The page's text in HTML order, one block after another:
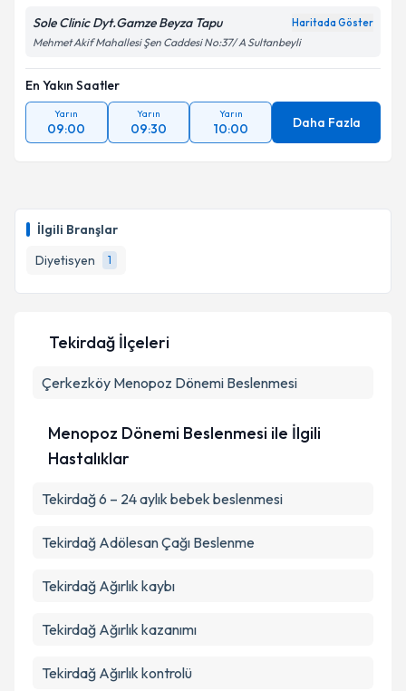
İlgili Branşlar
Diyetisyen
1
Sole Clinic Dyt.Gamze Beyza Tapu Haritada Göster
Mehmet Akif Mahallesi Şen Caddesi No:37/ A Sultanbeyli
En Yakın Saatler
Yarın
09:00
Yarın
09:30
Yarın
10:00 Daha Fazla
Tekirdağ İlçeleri
Çerkezköy Menopoz Dönemi Beslenmesi
Menopoz Dönemi Beslenmesi ile İlgili
Hastalıklar
Tekirdağ 6 – 24 aylık bebek beslenmesi
Tekirdağ Adölesan Çağı Beslenme
Tekirdağ Ağırlık kaybı
Tekirdağ Ağırlık kazanımı
Tekirdağ Ağırlık kontrolü